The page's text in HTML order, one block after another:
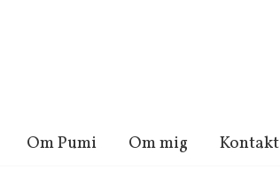
Om Pumi Om mig Kontakt